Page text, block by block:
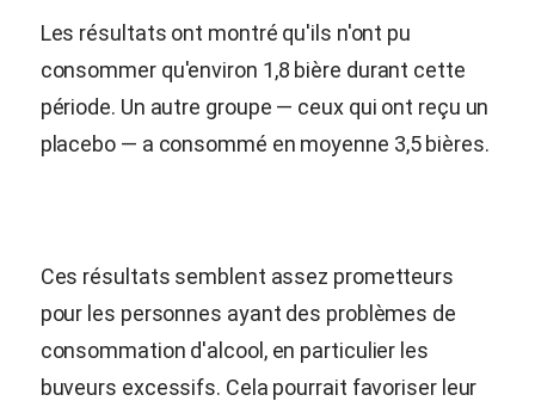
Les résultats ont montré qu'ils n'ont pu
consommer qu'environ 1,8 bière durant cette
période. Un autre groupe — ceux qui ont reçu un
placebo — a consommé en moyenne 3,5 bières.
Ces résultats semblent assez prometteurs
pour les personnes ayant des problèmes de
consommation d'alcool, en particulier les
buveurs excessifs. Cela pourrait favoriser leur